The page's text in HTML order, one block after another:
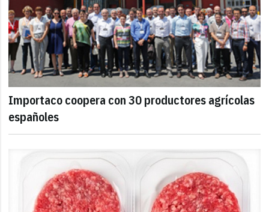
Importaco coopera con 30 productores agrícolas
españoles